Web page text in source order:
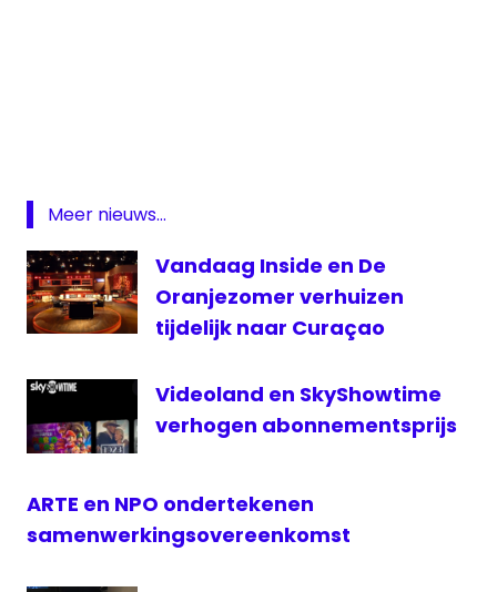
NPO
Prime
Video
rtl
Stichting
Talpa
Meer nieuws...
Vandaag Inside en De
Oranjezomer verhuizen
tijdelijk naar Curaçao
Videoland en SkyShowtime
verhogen abonnementsprijs
ARTE en NPO ondertekenen
samenwerkingsovereenkomst